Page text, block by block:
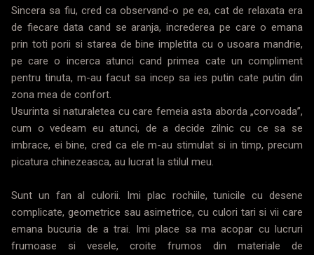
Sincera sa fiu, cred ca observand-o pe ea, cat de relaxata era
de fiecare data cand se aranja, increderea pe care o emana
prin toti porii si starea de bine impletita cu o usoara mandrie,
pe care o incerca atunci cand primea cate un compliment
pentru tinuta, m-au facut sa incep sa ies putin cate putin din
zona mea de confort.
Usurinta si naturaletea cu care femeia asta aborda „corvoada”,
cum o vedeam eu atunci, de a decide zilnic cu ce sa se
imbrace, ei bine, cred ca ele m-au stimulat si in timp, precum
picatura chinezeasca, au lucrat la stilul meu.
Sunt un fan al culorii. Imi plac rochiile, tunicile cu desene
complicate, geometrice sau asimetrice, cu culori tari si vii care
emana bucuria de a trai. Imi place sa ma acopar cu lucruri
frumoase si vesele, croite frumos din materiale de